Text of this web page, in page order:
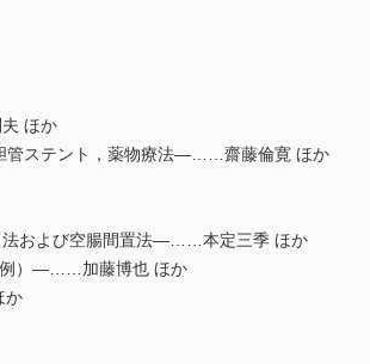
ほか
管ステント，薬物療法―……齋藤倫寛 ほか
法および空腸間置法―……本定三季 ほか
例）―……加藤博也 ほか
か